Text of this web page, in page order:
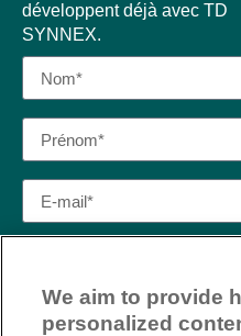
développent déjà avec TD
SYNNEX.
We aim to provide
personalized